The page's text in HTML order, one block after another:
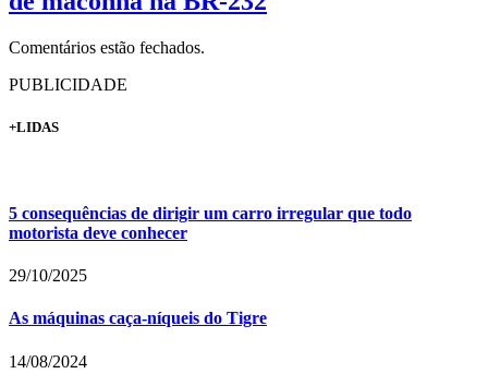
Comentários estão fechados.
PUBLICIDADE
+LIDAS
5 consequências de dirigir um carro irregular que todo
motorista deve conhecer
29/10/2025
As máquinas caça-níqueis do Tigre
14/08/2024